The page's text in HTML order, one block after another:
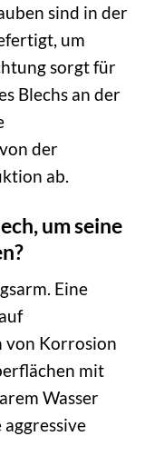
sind in der
um
sorgt für
Blechs an der
der
ab.
um seine
Eine
von Korrosion
mit
Wasser